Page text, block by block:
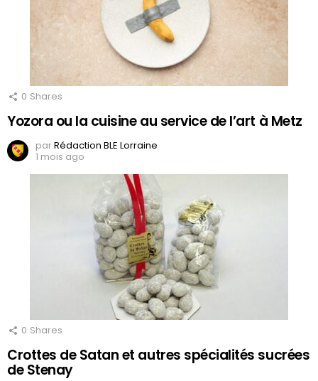
0 Shares
Yozora ou la cuisine au service de l’art à Metz
parRédaction BLE Lorraine
1 mois ago
0 Shares
Crottes de Satan et autres spécialités sucrées
de Stenay